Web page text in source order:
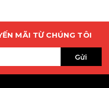
MÃI TỪ CHÚNG TÔI
Gửi